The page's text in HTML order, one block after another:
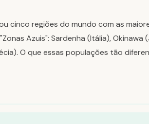
cinco regiões do mundo com as
Azuis": Sardenha (Itália), Okinawa
O que essas populações tão